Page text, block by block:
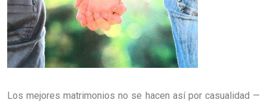
Los mejores matrimonios no se hacen así por casualidad —